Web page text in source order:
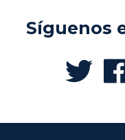
Síguenos